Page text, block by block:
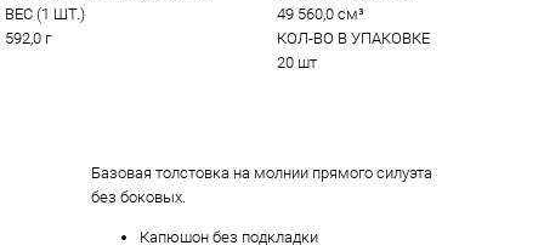
ВЕС (1 ШТ.)
592,0 г
49 560,0 см³
КОЛ-ВО В УПАКОВКЕ
20 шт
Базовая толстовка на молнии прямого силуэта
без боковых.
Капюшон без подкладки